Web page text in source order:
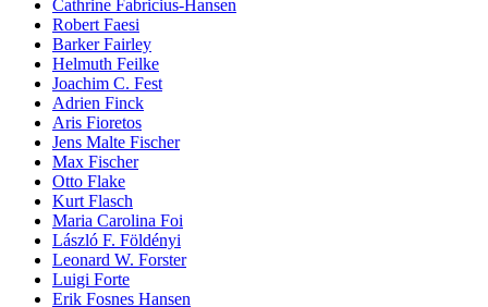
Cathrine Fabricius-Hansen
Robert Faesi
Barker Fairley
Helmuth Feilke
Joachim C. Fest
Adrien Finck
Aris Fioretos
Jens Malte Fischer
Max Fischer
Otto Flake
Kurt Flasch
Maria Carolina Foi
László F. Földényi
Leonard W. Forster
Luigi Forte
Erik Fosnes Hansen